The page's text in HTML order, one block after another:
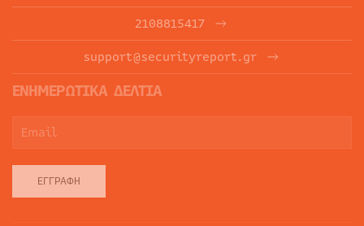
2108815417
support@securityreport.gr
ΕΝΗΜΕΡΩΤΙΚΑ ΔΕΛΤΙΑ
ΕΓΓΡΑΦΉ